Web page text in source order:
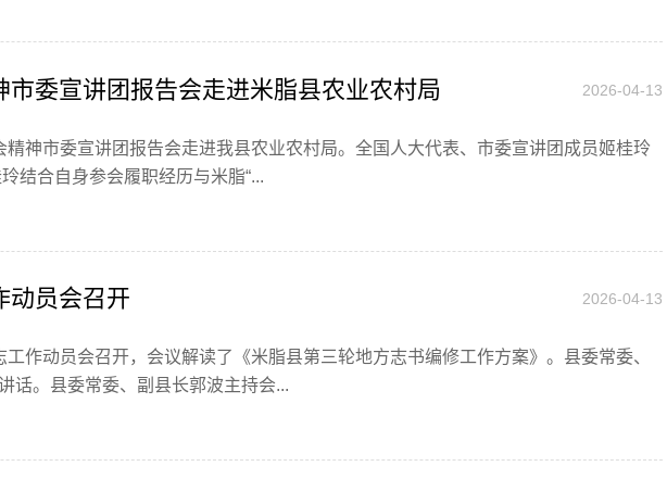
市委宣讲团报告会走进米脂县农业农村局 2026-04-13
神市委宣讲团报告会走进我县农业农村局。全国人大代表、市委宣讲团成员姬桂玲
结合自身参会履职经历与米脂“...
动员会召开 2026-04-13
作动员会召开，会议解读了《米脂县第三轮地方志书编修工作方案》。县委常委、
话。县委常委、副县长郭波主持会...